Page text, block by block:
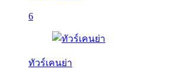
6
ทัวร์เคนย่า